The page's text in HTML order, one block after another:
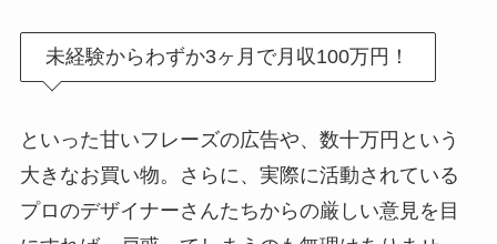
未経験からわずか3ヶ月で月収100万円！
といった甘いフレーズの広告や、数十万円という
大きなお買い物。さらに、実際に活動されている
プロのデザイナーさんたちからの厳しい意見を目